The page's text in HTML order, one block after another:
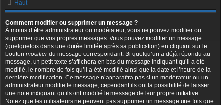
Haut
Comment modifier ou supprimer un message ?
À moins d’être administrateur ou modérateur, vous ne pouvez modifier ou
supprimer que vos propres messages. Vous pouvez modifier un message
(quelquefois dans une durée limitée après sa publication) en cliquant sur le
bouton modifierdu message correspondant. Si quelqu’un a déjà répondu au
message, un petit texte s’affichera en bas du message indiquant qu’il a été
modifié, le nombre de fois qu’il a été modifié ainsi que la date et l’heure de la
dernière modification. Ce message n’apparaîtra pas si un modérateur ou un
administrateur modifie le message, cependant ils ont la possibilité de laisser
une note indiquant qu’ils ont modifié le message de leur propre initiative.
Notez que les utilisateurs ne peuvent pas supprimer un message une fois que